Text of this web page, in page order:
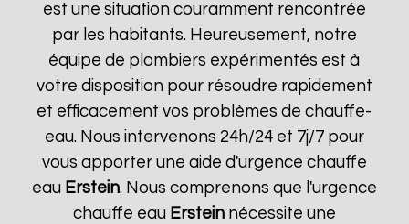
est une situation couramment rencontrée
par les habitants. Heureusement, notre
équipe de plombiers expérimentés est à
votre disposition pour résoudre rapidement
et efficacement vos problèmes de chauffe-
eau. Nous intervenons 24h/24 et 7j/7 pour
vous apporter une aide d'urgence chauffe
eau Erstein. Nous comprenons que l'urgence
chauffe eau Ersteinnécessite une